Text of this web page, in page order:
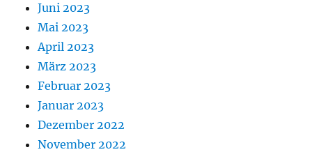
Juni 2023
Mai 2023
April 2023
März 2023
Februar 2023
Januar 2023
Dezember 2022
November 2022